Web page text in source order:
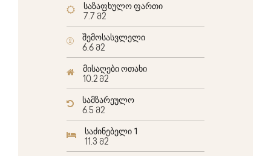
საზაფხულო ფართი
7.7 მ2
შემოსასვლელი
6.6 მ2
მისაღები ოთახი
10.2 მ2
სამზარეულო
6.5 მ2
საძინებელი 1
11.3 მ2